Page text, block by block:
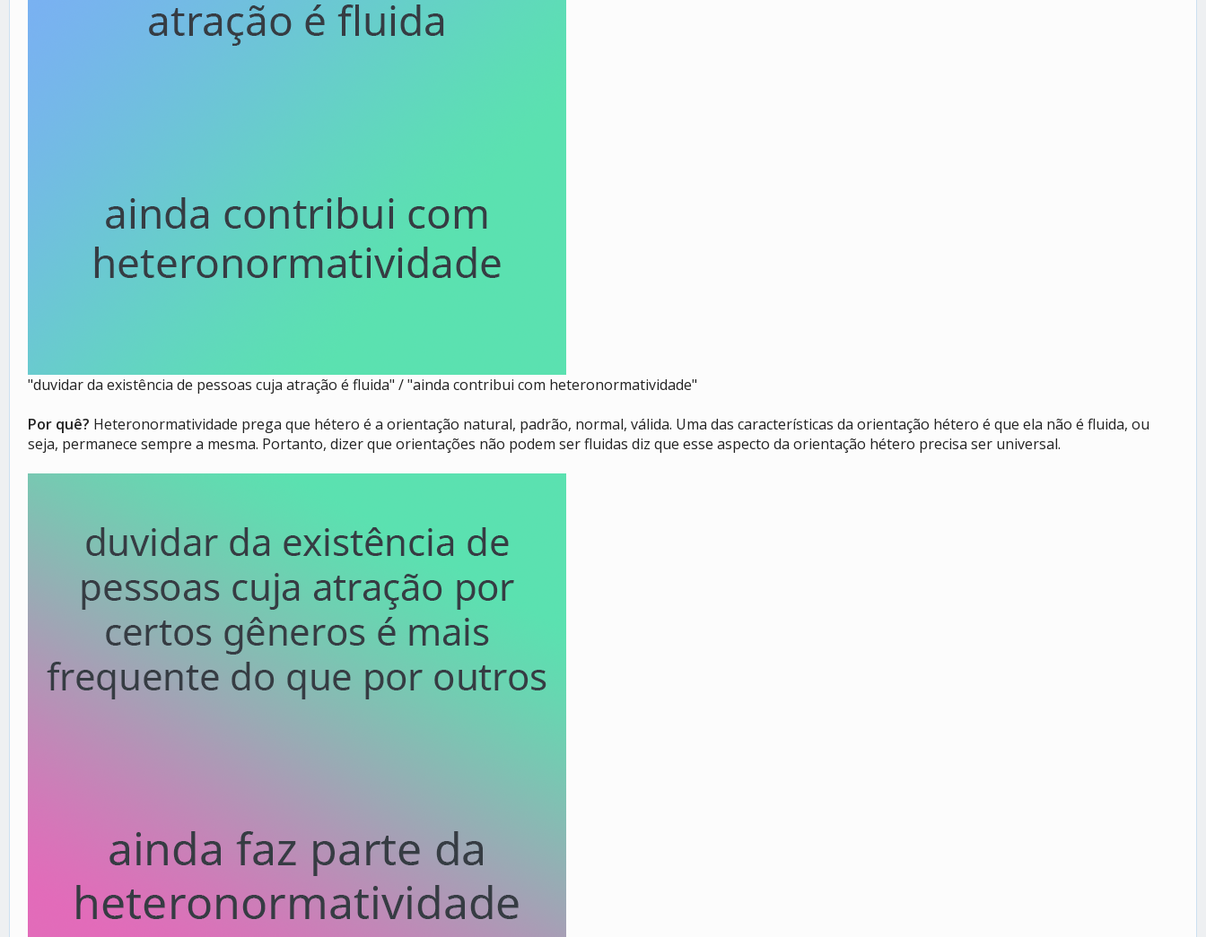
"duvidar da existência de pessoas cuja atração é fluida" / "ainda contribui com heteronormatividade"
Por quê? Heteronormatividade prega que hétero é a orientação natural, padrão, normal, válida. Uma das características da orientação hétero é que ela não é fluida, ou
seja, permanece sempre a mesma. Portanto, dizer que orientações não podem ser fluidas diz que esse aspecto da orientação hétero precisa ser universal.